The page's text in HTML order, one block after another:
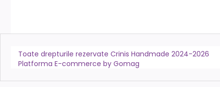
Toate drepturile rezervate Crinis Handmade 2024-2026
Platforma E-commerce by Gomag